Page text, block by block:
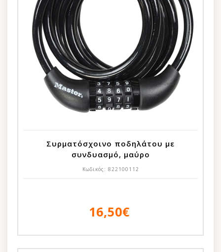
Συρματόσχοινο ποδηλάτου με
συνδυασμό, μαύρο
Κωδικός: 822100112
16,50€